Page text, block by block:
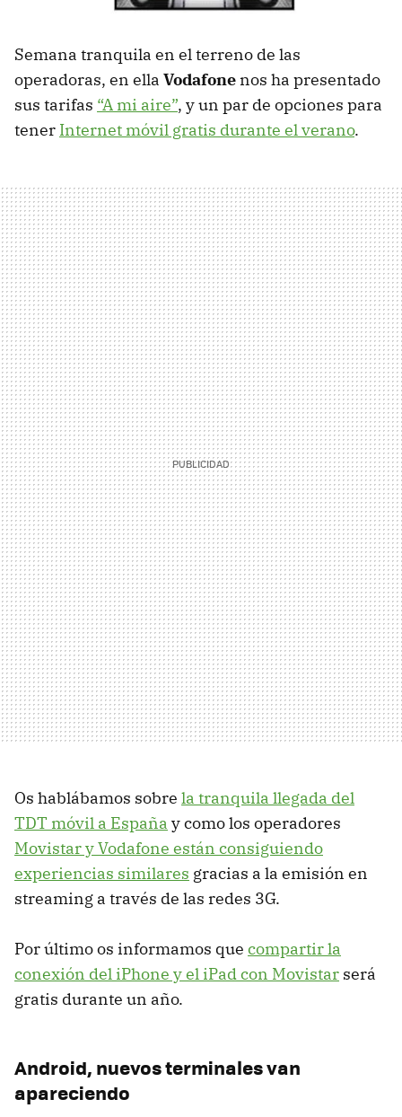
Semana tranquila en el terreno de las
operadoras, en ella Vodafone nos ha presentado
sus tarifas “A mi aire”, y un par de opciones para
tener Internet móvil gratis durante el verano.
Os hablábamos sobre la tranquila llegada del
TDT móvil a España y como los operadores
Movistar y Vodafone están consiguiendo
experiencias similares gracias a la emisión en
streaming a través de las redes 3G.
Por último os informamos que compartir la
conexión del iPhone y el iPad con Movistar será
gratis durante un año.
Android, nuevos terminales van
apareciendo